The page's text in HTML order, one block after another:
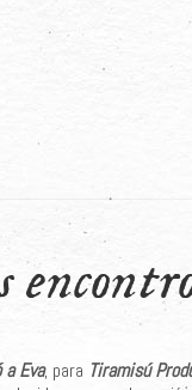
Eva, para Tiramisú